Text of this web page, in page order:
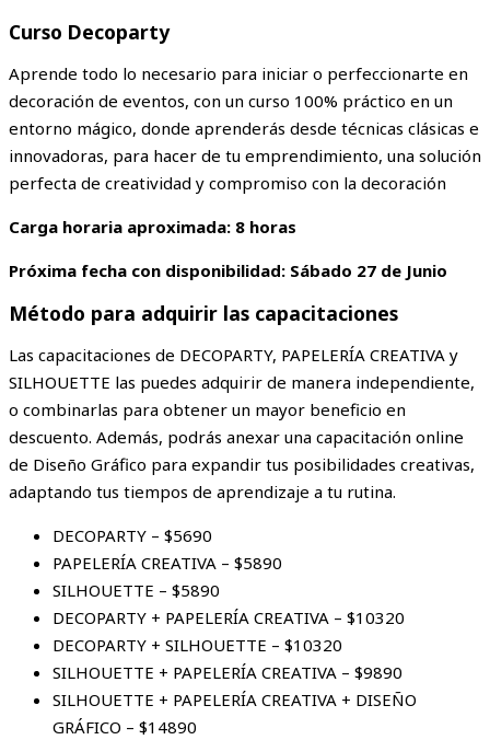
Curso Decoparty
Aprende todo lo necesario para iniciar o perfeccionarte en
decoración de eventos, con un curso 100% práctico en un
entorno mágico, donde aprenderás desde técnicas clásicas e
innovadoras, para hacer de tu emprendimiento, una solución
perfecta de creatividad y compromiso con la decoración
Carga horaria aproximada: 8 horas
Próxima fecha con disponibilidad: Sábado 27 de Junio
Método para adquirir las capacitaciones
Las capacitaciones de DECOPARTY, PAPELERÍA CREATIVA y
SILHOUETTE las puedes adquirir de manera independiente,
o combinarlas para obtener un mayor beneficio en
descuento. Además, podrás anexar una capacitación online
de Diseño Gráfico para expandir tus posibilidades creativas,
adaptando tus tiempos de aprendizaje a tu rutina.
DECOPARTY – $5690
PAPELERÍA CREATIVA – $5890
SILHOUETTE – $5890
DECOPARTY + PAPELERÍA CREATIVA – $10320
DECOPARTY + SILHOUETTE – $10320
SILHOUETTE + PAPELERÍA CREATIVA – $9890
SILHOUETTE + PAPELERÍA CREATIVA + DISEÑO
GRÁFICO – $14890